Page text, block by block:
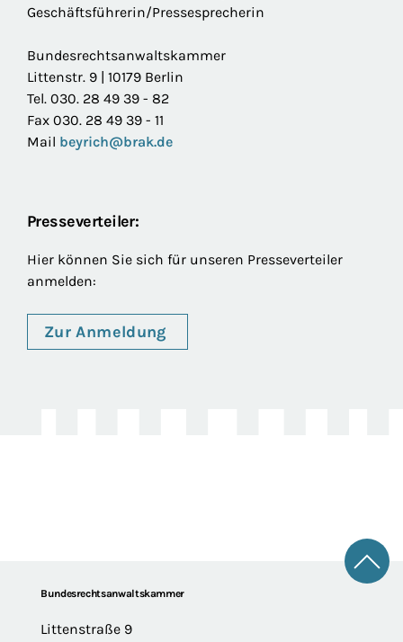
Geschäftsführerin/Pressesprecherin
Bundesrechtsanwaltskammer
Littenstr. 9 | 10179 Berlin
Tel. 030. 28 49 39 - 82
Fax 030. 28 49 39 - 11
Mail beyrich@brak.de
Presseverteiler:
Hier können Sie sich für unseren Presseverteiler
anmelden:
Zur Anmeldung
FooterBundesrechtsanwaltskammer
Littenstraße 9